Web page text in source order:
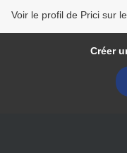
Voir le profil de Prici sur
Créer